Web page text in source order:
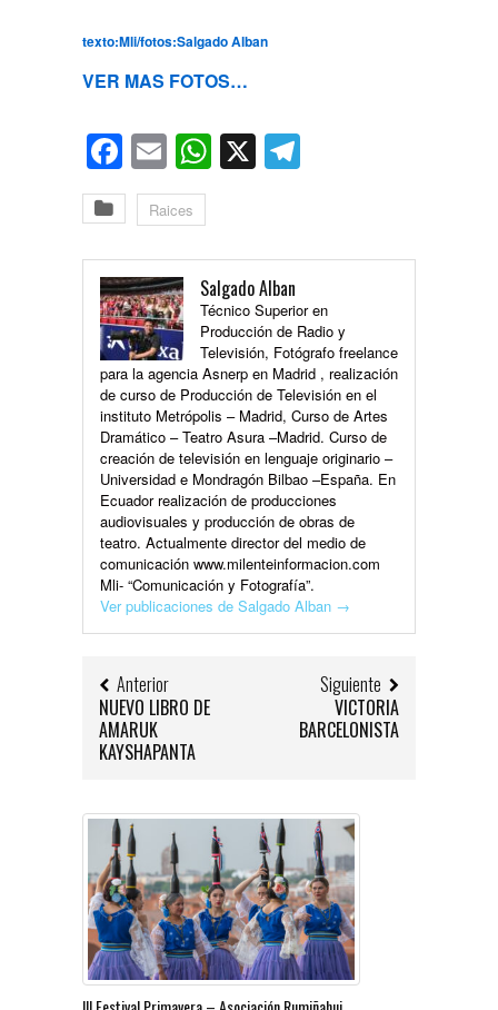
texto:Mli/fotos:Salgado Alban
VER MAS FOTOS…
Facebook
EmailWhatsApp
X
Raices
Salgado Alban
Técnico Superior en
Producción de Radio y
Televisión, Fotógrafo freelance
para la agencia Asnerp en Madrid , realización
de curso de Producción de Televisión en el
instituto Metrópolis – Madrid, Curso de Artes
Dramático – Teatro Asura –Madrid. Curso de
creación de televisión en lenguaje originario –
Universidad e Mondragón Bilbao –España. En
Ecuador realización de producciones
audiovisuales y producción de obras de
teatro. Actualmente director del medio de
comunicación www.milenteinformacion.com
Mli- “Comunicación y Fotografía”.
Ver publicaciones de Salgado Alban →
Anterior
NUEVO LIBRO DE
AMARUK
KAYSHAPANTA
Siguiente
VICTORIA
BARCELONISTA